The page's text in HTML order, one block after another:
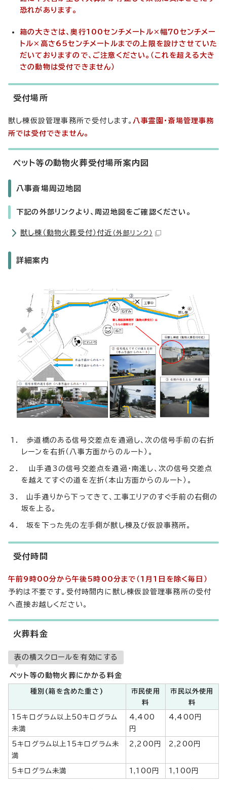
恐れがあります。
箱の大きさは、奥行100センチメートル×幅70センチメー
トル×高さ65センチメートルまでの上限を設けさせていた
だいておりますので、ご注意ください。（これを超える大き
さの動物は受付できません）
受付場所
獣し棟仮設管理事務所で受付します。 八事霊園・斎場管理事務
所では受付できません。
ペット等の動物火葬受付場所案内図
八事斎場周辺地図
下記の外部リンクより、周辺地図をご確認ください。
獣し棟（動物火葬受付）付近 （外部リンク）
詳細案内
歩道橋のある信号交差点を通過し、次の信号手前の右折
レーンを右折（八事方面からのルート）。
山手通3の信号交差点を通過・南進し、次の信号交差点
を越えてすぐの道を左折（本山方面からのルート）。
山手通りから下ってきて、工事エリアのすぐ手前の右側の
坂を上る。
坂を下った先の左手側が獣し棟及び仮設事務所。
受付時間
午前9時00分から午後5時00分まで（1月1日を除く毎日）
予約は不要です。受付時間内に獣し棟仮設管理事務所の受付
へ直接お越しください。
火葬料金
表の横スクロールを有効にする
ペット等の動物火葬にかかる料金
種別(箱を含めた重さ)
市民使用
料
市民以外使用
料
15キログラム以上50キログラム
未満
4,400
円
4,400円
5キログラム以上15キログラム未
満
2,200円 2,200円
5キログラム未満 1,100円 1,100円